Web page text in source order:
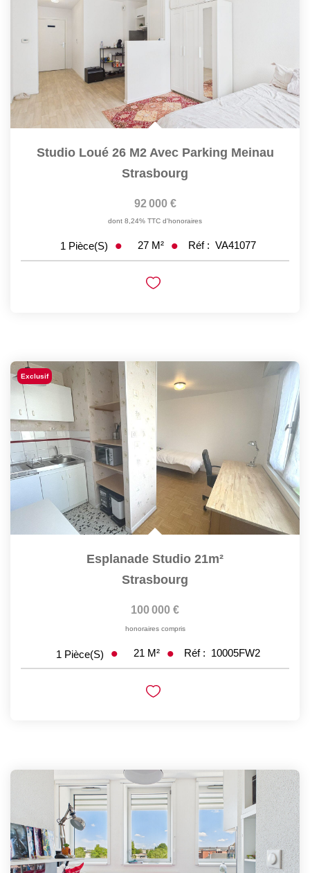
Studio Loué 26 M2 Avec Parking Meinau
Strasbourg
92 000 €
dont 8,24% TTC d'honoraires
1 Pièce(s) 27 M² Réf : VA41077
Exclusif
Esplanade Studio 21m²
Strasbourg
100 000 €
honoraires compris
1 Pièce(s) 21 M² Réf : 10005FW2